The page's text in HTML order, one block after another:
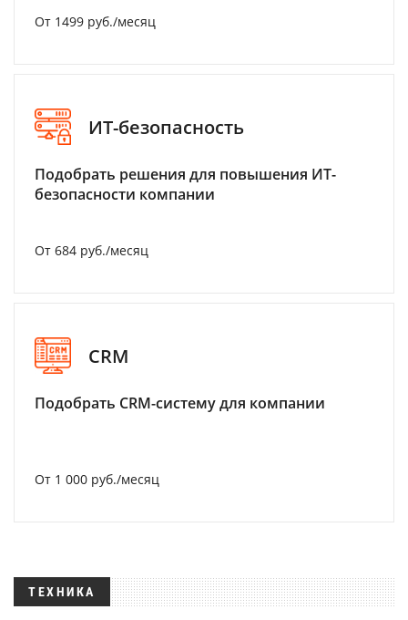
От 1499 руб./месяц
ИТ-безопасность
Подобрать решения для повышения ИТ-
безопасности компании
От 684 руб./месяц
CRM
Подобрать CRM-систему для компании
От 1 000 руб./месяц
ТЕХНИКА